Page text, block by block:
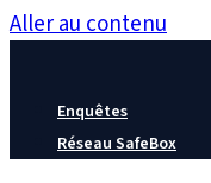
Aller au contenu
Enquêtes
Réseau SafeBox